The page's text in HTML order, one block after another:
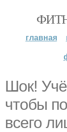
главная
Шок!
чтобы
всего